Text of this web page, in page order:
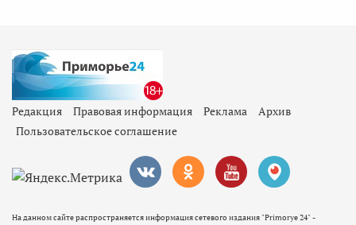
Редакция Правовая информация Реклама
Архив
Пользовательское соглашение
На данном сайте распространяется информация сетевого издания "Primorye 24" -